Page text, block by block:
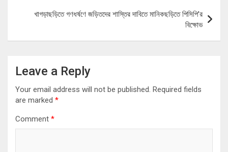
খাগড়াছড়িতে গণধর্ষণে জড়িতদের শাস্তির দাবিতে মানিকছড়িতে পিসিপি’র
বিক্ষোভ
Leave a Reply
Your email address will not be published. Required fields
are marked *
Comment *